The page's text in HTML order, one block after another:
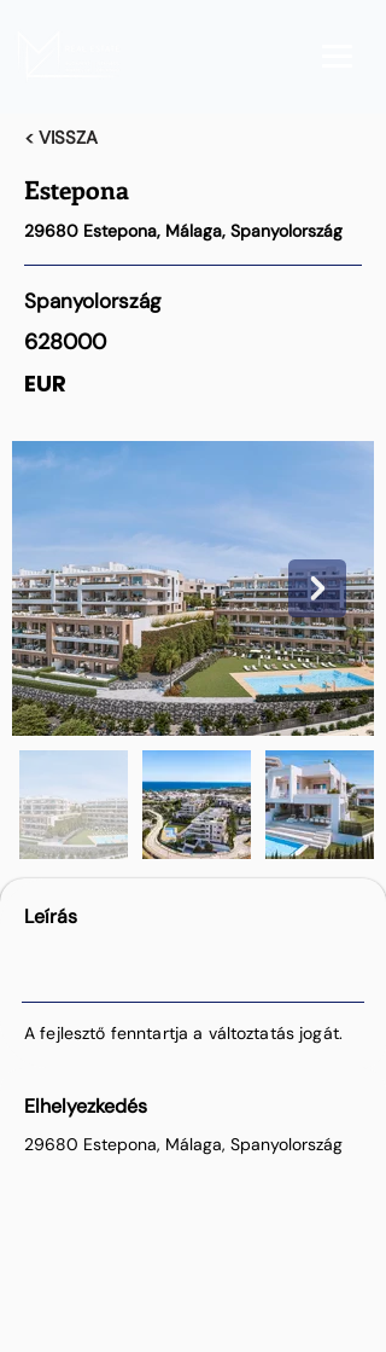
< VISSZA
Estepona
29680 Estepona, Málaga, Spanyolország
Spanyolország
628000
EUR
Leírás
A fejlesztő fenntartja a változtatás jogát.
Elhelyezkedés
29680 Estepona, Málaga, Spanyolország